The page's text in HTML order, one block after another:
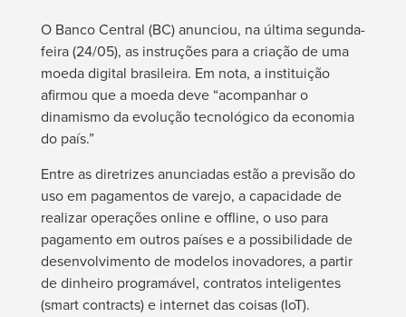
O Banco Central (BC) anunciou, na última segunda-
feira (24/05), as instruções para a criação de uma
moeda digital brasileira. Em nota, a instituição
afirmou que a moeda deve “acompanhar o
dinamismo da evolução tecnológico da economia
do país.”
Entre as diretrizes anunciadas estão a previsão do
uso em pagamentos de varejo, a capacidade de
realizar operações online e offline, o uso para
pagamento em outros países e a possibilidade de
desenvolvimento de modelos inovadores, a partir
de dinheiro programável, contratos inteligentes
(smart contracts) e internet das coisas (IoT).